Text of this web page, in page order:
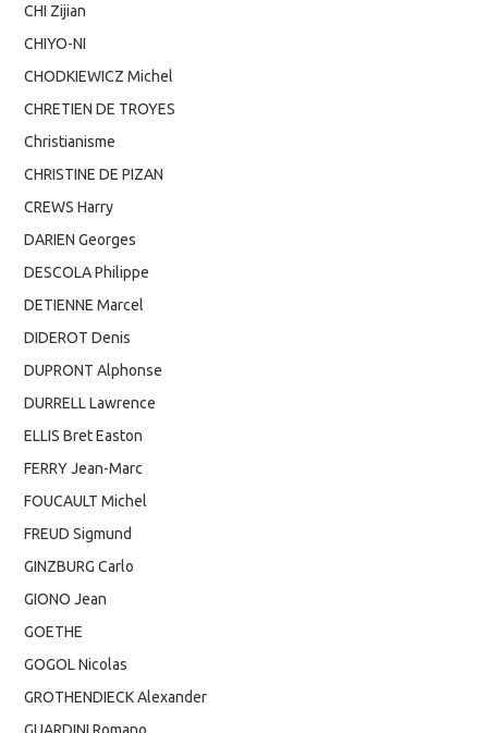
CHI Zijian
CHIYO-NI
CHODKIEWICZ Michel
CHRETIEN DE TROYES
Christianisme
CHRISTINE DE PIZAN
CREWS Harry
DARIEN Georges
DESCOLA Philippe
DETIENNE Marcel
DIDEROT Denis
DUPRONT Alphonse
DURRELL Lawrence
ELLIS Bret Easton
FERRY Jean-Marc
FOUCAULT Michel
FREUD Sigmund
GINZBURG Carlo
GIONO Jean
GOETHE
GOGOL Nicolas
GROTHENDIECK Alexander